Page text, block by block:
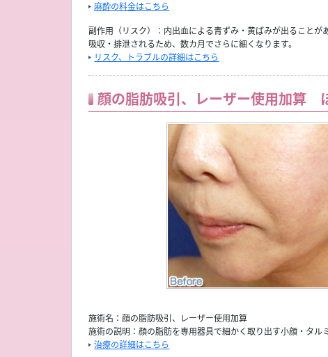
麻酔の料金はこちら
副作用（リスク）：内出血による青ずみ・黄ばみが出ること
吸収・排泄されるため、数カ月でさらに細くなります。
リスク、トラブルの詳細はこちら
顔の脂肪吸引、レーザー使用加算
施術名：顔の脂肪吸引、レーザー使用加算
施術の説明：顔の脂肪を専用器具で細かく取り出す小顔・タル
治療の詳細はこちら